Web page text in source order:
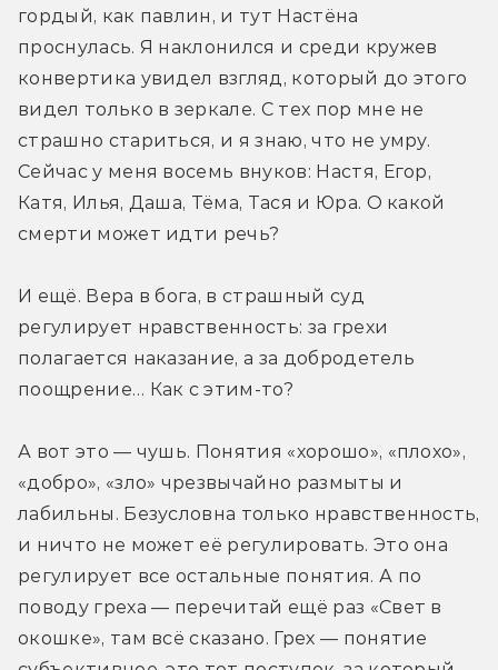
гордый, как павлин, и тут Настёна
проснулась. Я наклонился и среди кружев
конвертика увидел взгляд, который до этого
видел только в зеркале. С тех пор мне не
страшно стариться, и я знаю, что не умру.
Сейчас у меня восемь внуков: Настя, Егор,
Катя, Илья, Даша, Тёма, Тася и Юра. О какой
смерти может идти речь?
И ещё. Вера в бога, в страшный суд
регулирует нравственность: за грехи
полагается наказание, а за добродетель
поощрение… Как с этим-то?
А вот это — чушь. Понятия «хорошо», «плохо»,
«добро», «зло» чрезвычайно размыты и
лабильны. Безусловна только нравственность,
и ничто не может её регулировать. Это она
регулирует все остальные понятия. А по
поводу греха — перечитай ещё раз «Свет в
окошке», там всё сказано. Грех — понятие